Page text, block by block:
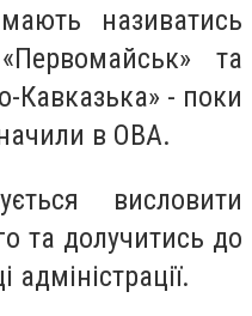
називатись
та
Кавказька» - поки
в ОВА.
висловити
та долучитись до
адміністрації.